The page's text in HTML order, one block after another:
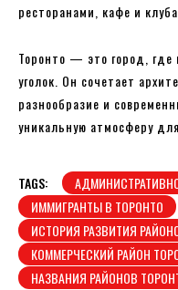
ресторанами, кафе и
Торонто — это город,
уголок. Он сочетает
разнообразие и
уникальную атмосферу
TAGS:
ИММИГРАНТЫ В ТОРОНТО
ИСТОРИЯ РАЗВИТИЯ
КОММЕРЧЕСКИЙ РАЙОН
НАЗВАНИЯ РАЙОНОВ